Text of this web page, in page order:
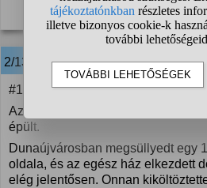
Hasznos
2/13 anonim válasza:
#1
Az nem panel volt, egészen más
épült.
Dunaújvárosban megsüllyedt egy
oldala, és az egész ház elkezdett
elég jelentősen. Onnan